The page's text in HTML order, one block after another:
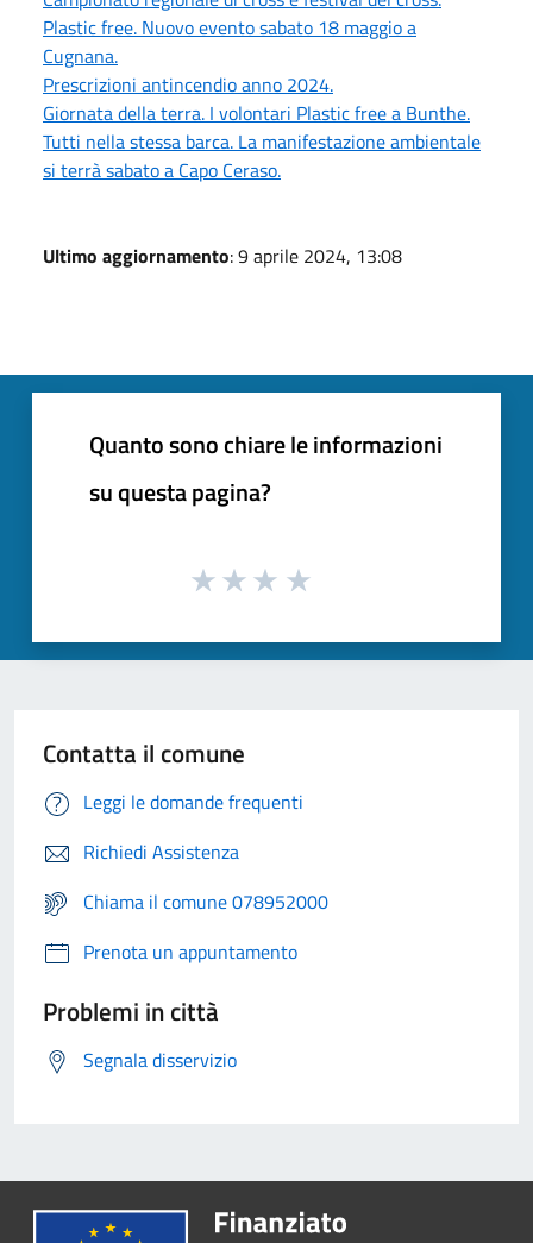
Plastic free. Nuovo evento sabato 18 maggio a
Cugnana.
Prescrizioni antincendio anno 2024.
Giornata della terra. I volontari Plastic free a Bunthe.
Tutti nella stessa barca. La manifestazione ambientale
si terrà sabato a Capo Ceraso.
Ultimo aggiornamento: 9 aprile 2024, 13:08
Quanto sono chiare le informazioni
su questa pagina?
Contatta il comune
Leggi le domande frequenti
Richiedi Assistenza
Chiama il comune 078952000
Prenota un appuntamento
Problemi in città
Segnala disservizio